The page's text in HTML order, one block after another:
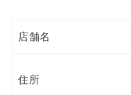
店舗名
住所